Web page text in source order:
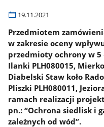
19.11.2021
Przedmiotem
w zakresie oceny
przedmioty ochrony w 5
Ilanki PLH080015,
Diabelski Staw koło
Pliszki PLH080011,
ramach realizacji
pn.: “Ochrona siedlisk i
zależnych od wód”.